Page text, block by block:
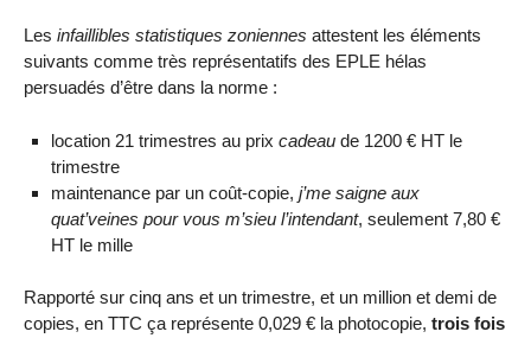
Les infaillibles statistiques zoniennes attestent les éléments
suivants comme très représentatifs des EPLE hélas
persuadés d’être dans la norme :
location 21 trimestres au prix cadeaude 1200 € HT le
trimestre
maintenance par un coût-copie, j’me saigne aux
quat’veines pour vous m’sieu l’intendant, seulement 7,80 €
HT le mille
Rapporté sur cinq ans et un trimestre, et un million et demi de
copies, en TTC ça représente 0,029 € la photocopie, trois fois